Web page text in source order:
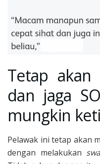
Tetap akan
dan jaga
mungkin
Pelawak ini tetap akan
dengan melakukan